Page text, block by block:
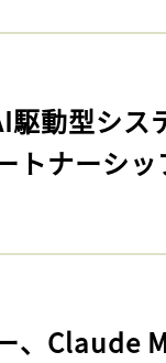
駆動型シ
トナーシ
、Claude